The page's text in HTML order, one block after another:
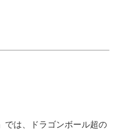
では、ドラゴンボール超の